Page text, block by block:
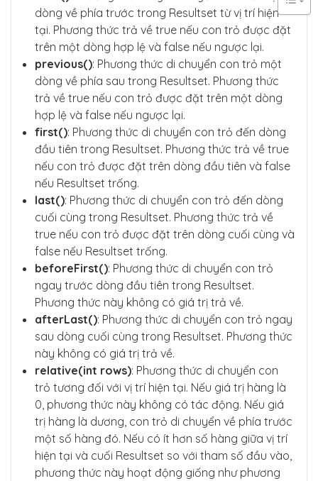
                System.out.println("Last Row
- ID: " + id + ", Name: " + name);
                // Move to the first row
                resultSet.first();
                // Process the first row
                id = resultSet.getInt("id");
                name = resultSet.getString
("name");
                System.out.println("First Ro
w - ID: " + id + ", Name: " + name);
            } else {
in the result set.");
            }
        } catch (Exception e) {
        }
    }
}
dòng về phía trước trong Resultset từ vị trí hiện
tại. Phương thức trả về true nếu con trỏ được đặt
trên một dòng hợp lệ và false nếu ngược lại.
previous(): Phương thức di chuyển con trỏ một
dòng về phía sau trong Resultset. Phương thức
trả về true nếu con trỏ được đặt trên một dòng
hợp lệ và false nếu ngược lại.
first(): Phương thức di chuyển con trỏ đến dòng
đầu tiên trong Resultset. Phương thức trả về true
nếu con trỏ được đặt trên dòng đầu tiên và false
nếu Resultset trống.
last(): Phương thức di chuyển con trỏ đến dòng
cuối cùng trong Resultset. Phương thức trả về
true nếu con trỏ được đặt trên dòng cuối cùng và
false nếu Resultset trống.
beforeFirst(): Phương thức di chuyển con trỏ
ngay trước dòng đầu tiên trong Resultset.
Phương thức này không có giá trị trả về.
afterLast(): Phương thức di chuyển con trỏ ngay
sau dòng cuối cùng trong Resultset. Phương thức
này không có giá trị trả về.
relative(int rows): Phương thức di chuyển con
trỏ tương đối với vị trí hiện tại. Nếu giá trị hàng là
0, phương thức này không có tác động. Nếu giá
trị hàng là dương, con trỏ di chuyển về phía trước
một số hàng đó. Nếu có ít hơn số hàng giữa vị trí
hiện tại và cuối Resultset so với tham số đầu vào,
phương thức này hoạt động giống như phương